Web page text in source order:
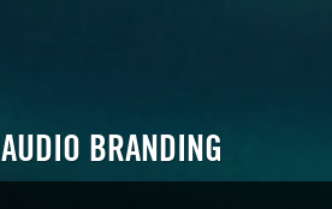
AUDIO BRANDING